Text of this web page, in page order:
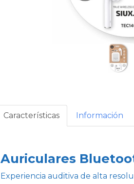
Características Información
Auriculares
Experiencia auditiva de alta